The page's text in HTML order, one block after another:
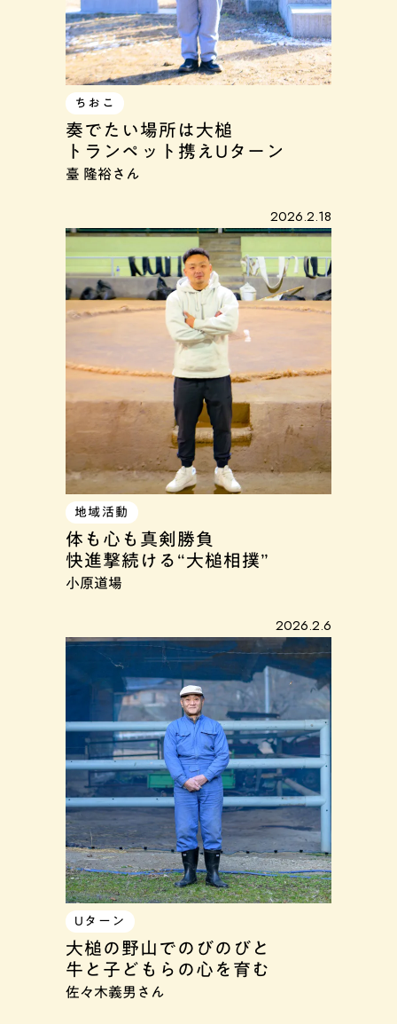
ちおこ
奏でたい場所は大槌
トランペット携えUターン
臺 隆裕さん
2026.2.18
地域活動
体も心も真剣勝負
快進撃続ける“大槌相撲”
小原道場
2026.2.6
Uターン
大槌の野山でのびのびと
牛と子どもらの心を育む
佐々木義男さん